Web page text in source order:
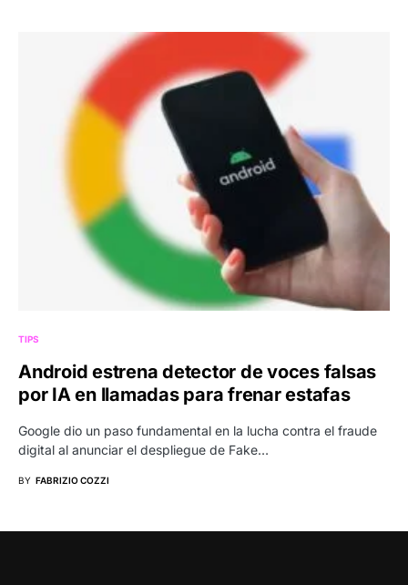
TIPS
Android estrena detector de voces falsas
por IA en llamadas para frenar estafas
Google dio un paso fundamental en la lucha contra el fraude
digital al anunciar el despliegue de Fake…
BY FABRIZIO COZZI